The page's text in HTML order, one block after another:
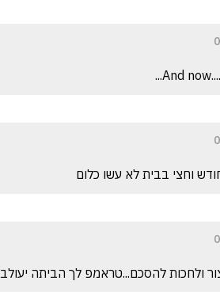
And
וחצי בבית לא עשו כלום
ולחכות להסכם...טראמפ לך הביתה יעולב